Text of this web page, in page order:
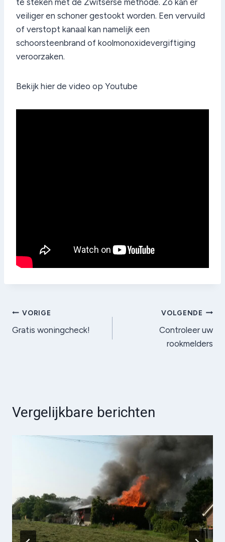
te steken met de Zwitserse methode. Zo kan er
veiliger en schoner gestookt worden. Een vervuild
of verstopt kanaal kan namelijk een
schoorsteenbrand of koolmonoxidevergiftiging
veroorzaken.
Bekijk hier de video op Youtube
Bericht
navigatie
VORIGE
Gratis woningcheck!
VOLGENDE
Controleer uw
rookmelders
Vergelijkbare berichten